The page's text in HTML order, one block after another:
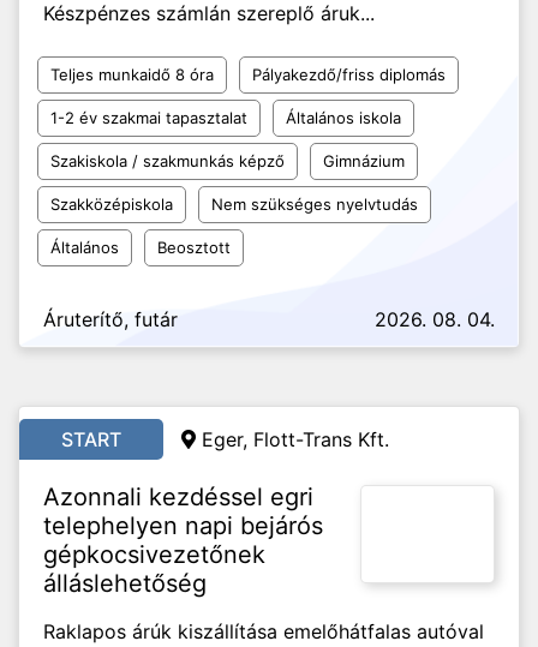
Készpénzes számlán szereplő áruk...
Teljes munkaidő 8 óra Pályakezdő/friss diplomás
1-2 év szakmai tapasztalat Általános iskola
Szakiskola / szakmunkás képző Gimnázium
Szakközépiskola Nem szükséges nyelvtudás
Általános Beosztott
Áruterítő, futár 2026. 08. 04.
START Eger, Flott-Trans Kft.
Azonnali kezdéssel egri
telephelyen napi bejárós
gépkocsivezetőnek
álláslehetőség
Raklapos árúk kiszállítása emelőhátfalas autóval